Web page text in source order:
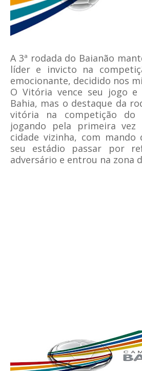
A 3ª rodada do Baianão
líder e invicto na
emocionante, decidido nos
O Vitória vence seu jogo e
Bahia, mas o destaque da
vitória na competição do
jogando pela primeira vez
cidade vizinha, com mando
seu estádio passar por
adversário e entrou na zona